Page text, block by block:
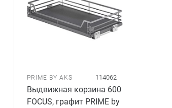
PRIME BY AKS 114062
Выдвижная корзина 600
FOCUS, графит PRIME by